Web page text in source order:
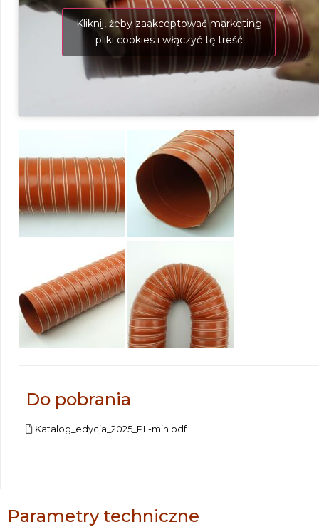
Kliknij, żeby zaakceptować marketing
pliki cookies i włączyć tę treść
Do pobrania
Katalog_edycja_2025_PL-min.pdf
Parametry techniczne